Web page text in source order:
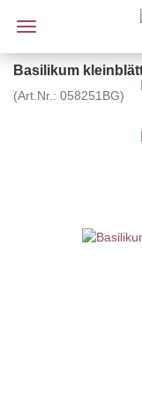
Basilikum
(Art.Nr.: 058251BG)